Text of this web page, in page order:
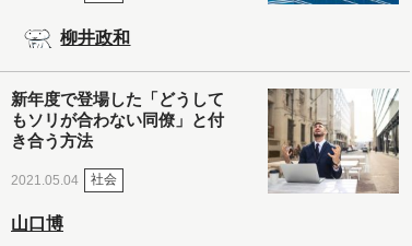
柳井政和
新年度で登場した「どうして
もソリが合わない同僚」と付
き合う方法
2021.05.04 社会
山口博